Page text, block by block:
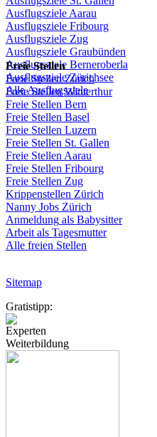
Ausflugsziele Aarau
Ausflugsziele Fribourg
Ausflugsziele Zug
Ausflugsziele Graubünden
Ausflugsziele Berneroberla
Ausflugsziele Zürichsee
Alle Ausflugsziele
Freie Stellen
Freie Stellen Zürich
Freie StellenWinterthur
Freie Stellen Bern
Freie Stellen Basel
Freie Stellen Luzern
Freie Stellen St. Gallen
Freie Stellen Aarau
Freie Stellen Fribourg
Freie Stellen Zug
Krippenstellen Zürich
Nanny Jobs Zürich
Anmeldung als Babysitter
Arbeit als Tagesmutter
Alle freien Stellen
Sitemap
Gratistipp:
Experten
Weiterbildung